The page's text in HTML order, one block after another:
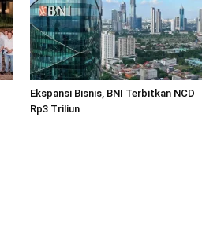
Ekspansi Bisnis, BNI Terbitkan NCD
Rp3 Triliun